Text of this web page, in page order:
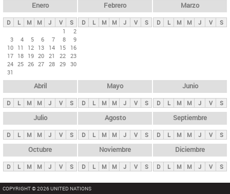
ds
p
n
c
i
p
l
e
s
Enero
D L M M J V
S
1
2
3
4 5 6 7 8
9
10 11 12 13 14 15
16
17 18 19 20 21 22 23
24 25 26 27 28 29 30
31
Febrero
D L M M J V S
Marzo
D L M M J V S
Abril
D L M M J V S
Mayo
D L M M J V S
Junio
D L M M J V S
Julio
D L M M J V S
Agosto
D L M M J V S
Septiembre
D L M M J V S
Octubre
D L M M J V S
Noviembre
D L M M J V S
Diciembre
D L M M J V S
COPYRIGHT © 2026 UNITED NATIONS